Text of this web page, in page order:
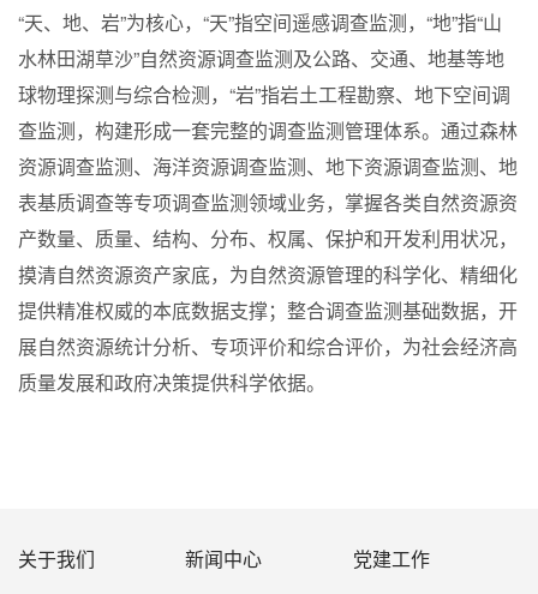
“天、地、岩”为核心，“天”指空间遥感调查监测，“地”指“山
水林田湖草沙”自然资源调查监测及公路、交通、地基等地
球物理探测与综合检测，“岩”指岩土工程勘察、地下空间调
查监测，构建形成一套完整的调查监测管理体系。通过森林
资源调查监测、海洋资源调查监测、地下资源调查监测、地
表基质调查等专项调查监测领域业务，掌握各类自然资源资
产数量、质量、结构、分布、权属、保护和开发利用状况，
摸清自然资源资产家底，为自然资源管理的科学化、精细化
提供精准权威的本底数据支撑；整合调查监测基础数据，开
展自然资源统计分析、专项评价和综合评价，为社会经济高
质量发展和政府决策提供科学依据。
关于我们 新闻中心 党建工作